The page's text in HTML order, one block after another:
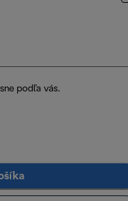
podľa vás.